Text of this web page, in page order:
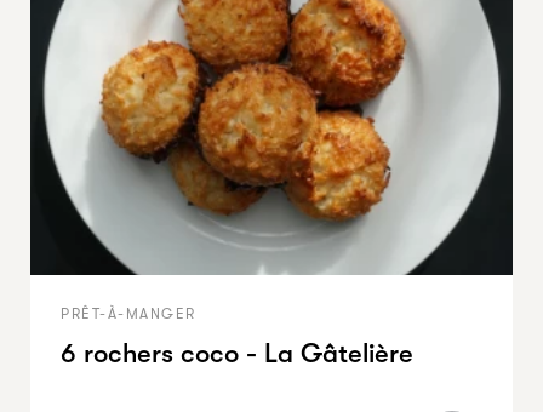
PRÊT-À-MANGER
6 rochers coco - La Gâtelière